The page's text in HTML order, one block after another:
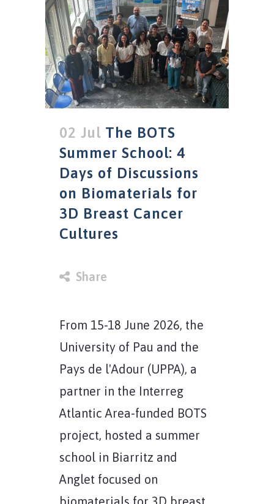
02 Jul The BOTS
Summer School: 4
Days of Discussions
on Biomaterials for
3D Breast Cancer
Cultures
Share
From 15-18 June 2026, the
University of Pau and the
Pays de l'Adour (UPPA), a
partner in the Interreg
Atlantic Area-funded BOTS
project, hosted a summer
school in Biarritz and
Anglet focused on